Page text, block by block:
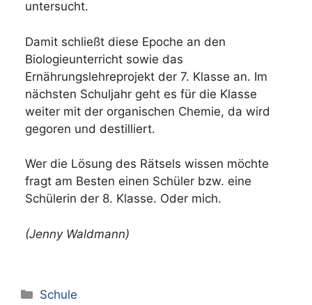
untersucht.
Damit schließt diese Epoche an den
Biologieunterricht sowie das
Ernährungslehreprojekt der 7. Klasse an. Im
nächsten Schuljahr geht es für die Klasse
weiter mit der organischen Chemie, da wird
gegoren und destilliert.
Wer die Lösung des Rätsels wissen möchte
fragt am Besten einen Schüler bzw. eine
Schülerin der 8. Klasse. Oder mich.
(Jenny Waldmann)
Kategorien
Schule